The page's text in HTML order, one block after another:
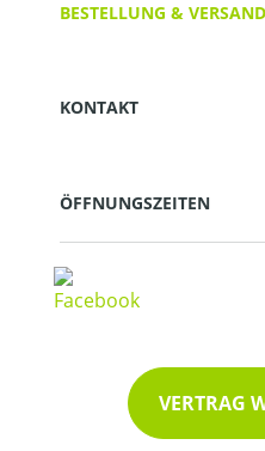
BESTELLUNG & VERSAND
KONTAKT
ÖFFNUNGSZEITEN
VERTRAG